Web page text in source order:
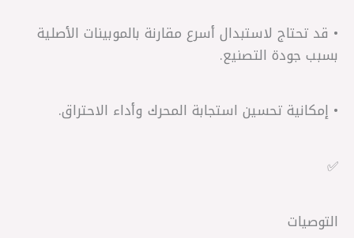
• قد تحتاج لاستبدال أسرع مقارنة بالموبينات الأصلية
بسبب جودة التصنيع.
• إمكانية تحسين استجابة المحرك وأداء الاحتراق.
✅
التوصيات